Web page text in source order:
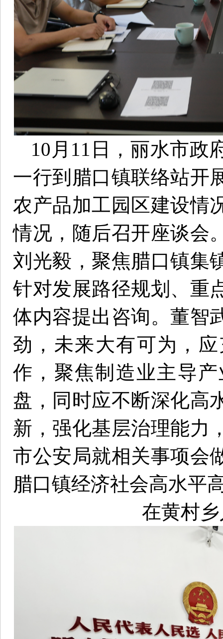
10月11日，丽水市政
一行到腊口镇联络站开
农产品加工园区建设情
情况，随后召开座谈会
刘光毅，聚焦腊口镇集
针对发展路径规划、重
体内容提出咨询。董智
劲，未来大有可为，
作，聚焦制造业主导
盘，同时应不断深化高
新，强化基层治理能力
市公安局就相关事项会
腊口镇经济社会高水平
在黄村